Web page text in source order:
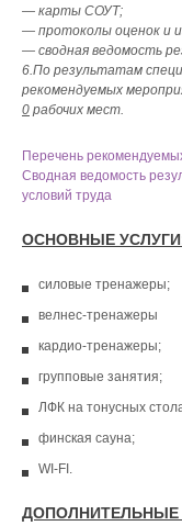
— карты СОУТ;
— протоколы оценок и
— сводная ведомость
6.По результатам
рекомендуемых
0 рабочих мест.
Перечень
Сводная ведомость
условий труда
ОСНОВНЫЕ
силовые тренажеры;
велнес-тренажеры
кардио-тренажеры;
групповые занятия;
ЛФК на тонусных
финская сауна;
WI-FI.
ДОПОЛНИТЕЛЬНЫЕ